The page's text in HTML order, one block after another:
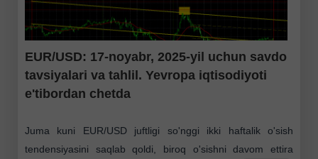
EUR/USD: 17-noyabr, 2025-yil uchun savdo
tavsiyalari va tahlil. Yevropa iqtisodiyoti
e'tibordan chetda
Juma kuni EUR/USD juftligi so'nggi ikki haftalik o'sish
tendensiyasini saqlab qoldi, biroq o'sishni davom ettira